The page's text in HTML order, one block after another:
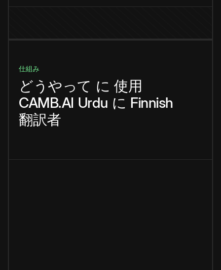
仕組み
どうやって に 使用
CAMB.AI Urdu に Finnish
翻訳者